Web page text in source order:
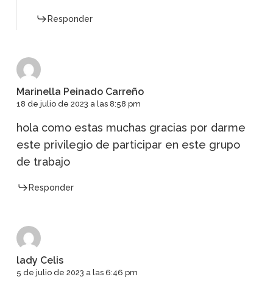
Responder
Marinella Peinado Carreño
18 de julio de 2023 a las 8:58 pm
hola como estas muchas gracias por darme
este privilegio de participar en este grupo
de trabajo
Responder
lady Celis
5 de julio de 2023 a las 6:46 pm